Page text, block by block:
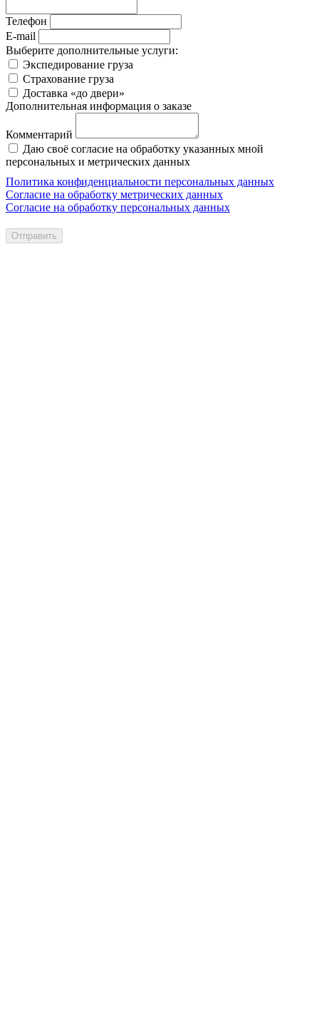
Телефон
E-mail
Выберите дополнительные услуги:
Экспедирование груза
Страхование груза
Доставка «до двери»
Дополнительная информация о заказе
Комментарий
Даю своё согласие на обработку указанных мной
персональных и метрических данных
Политика конфиденциальности персональных данных
Согласие на обработку метрических данных
Согласие на обработку персональных данных
Отправить